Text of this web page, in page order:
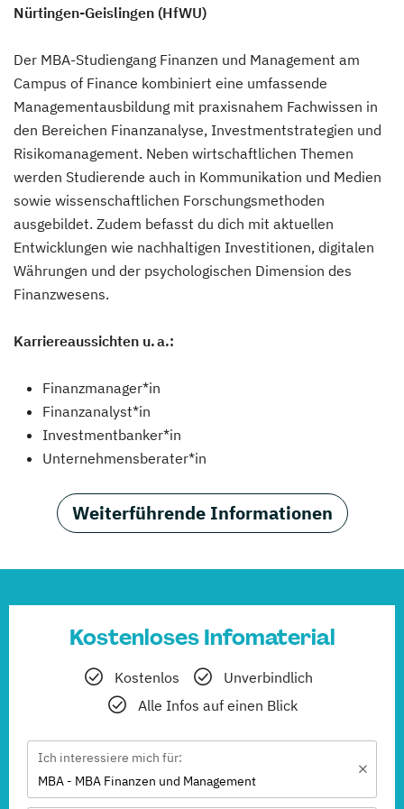
Nürtingen-Geislingen (HfWU)
Der MBA-Studiengang Finanzen und Management am
Campus of Finance kombiniert eine umfassende
Managementausbildung mit praxisnahem Fachwissen in
den Bereichen Finanzanalyse, Investmentstrategien und
Risikomanagement. Neben wirtschaftlichen Themen
werden Studierende auch in Kommunikation und Medien
sowie wissenschaftlichen Forschungsmethoden
ausgebildet. Zudem befasst du dich mit aktuellen
Entwicklungen wie nachhaltigen Investitionen, digitalen
Währungen und der psychologischen Dimension des
Finanzwesens.
Karriereaussichten u. a.:
Finanzmanager*in
Finanzanalyst*in
Investmentbanker*in
Unternehmensberater*in
Weiterführende Informationen
Kostenloses Infomaterial
Kostenlos
Unverbindlich
Alle Infos auf einen Blick
Ich interessiere mich für:
MBA - MBA Finanzen und Management